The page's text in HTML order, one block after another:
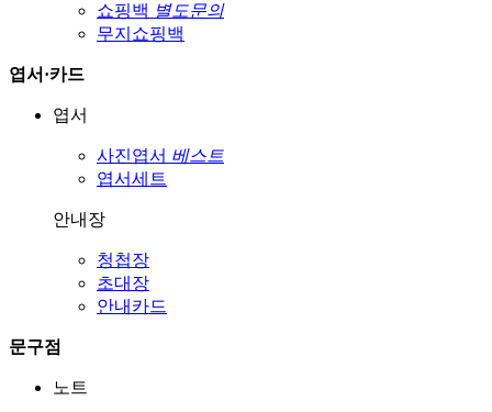
쇼핑백 별도문의
무지쇼핑백
엽서·카드
엽서
사진엽서 베스트
엽서세트
안내장
청첩장
초대장
안내카드
문구점
노트